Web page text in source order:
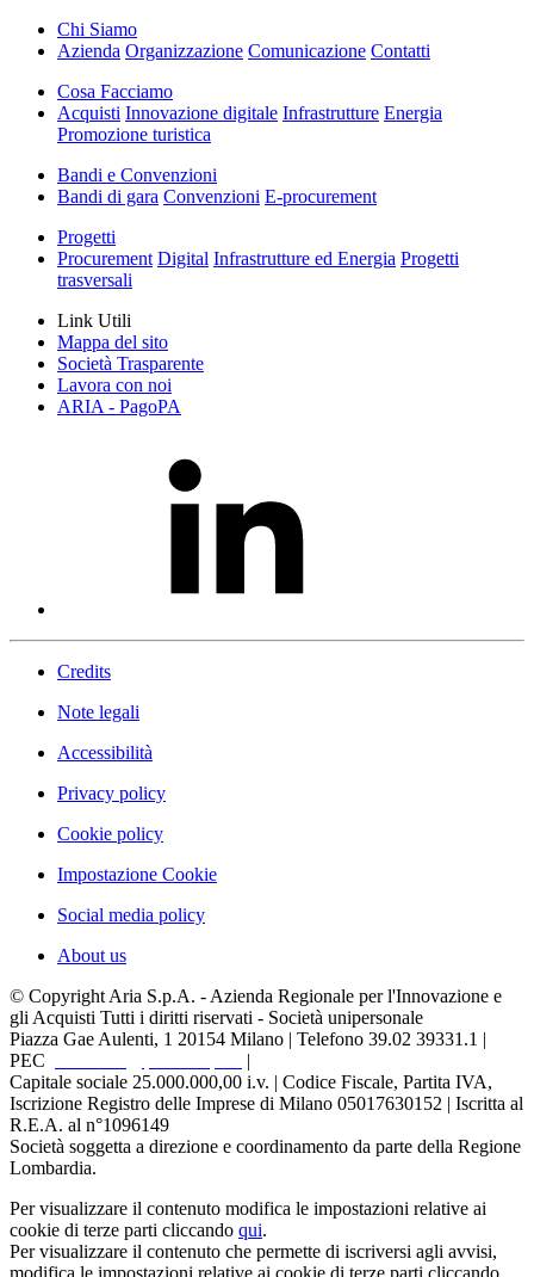
Chi Siamo
Azienda Organizzazione Comunicazione Contatti
Cosa Facciamo
Acquisti Innovazione digitale Infrastrutture Energia
Promozione turistica
Bandi e Convenzioni
Bandi di gara Convenzioni E-procurement
Progetti
Procurement Digital Infrastrutture ed Energia Progetti
trasversali
Link Utili
Mappa del sito
Società Trasparente
Lavora con noi
ARIA - PagoPA
Credits
Note legali
Accessibilità
Privacy policy
Cookie policy
Impostazione Cookie
Social media policy
About us
© Copyright Aria S.p.A. - Azienda Regionale per l'Innovazione e
gli Acquisti Tutti i diritti riservati - Società unipersonale
Piazza Gae Aulenti, 1 20154 Milano | Telefono 39.02 39331.1 |
PEC
|
Capitale sociale 25.000.000,00 i.v. | Codice Fiscale, Partita IVA,
Iscrizione Registro delle Imprese di Milano 05017630152 | Iscritta al
R.E.A. al n°1096149
Società soggetta a direzione e coordinamento da parte della Regione
Lombardia.
Per visualizzare il contenuto modifica le impostazioni relative ai
cookie di terze parti cliccando qui.
Per visualizzare il contenuto che permette di iscriversi agli avvisi,
modifica le impostazioni relative ai cookie di terze parti cliccando